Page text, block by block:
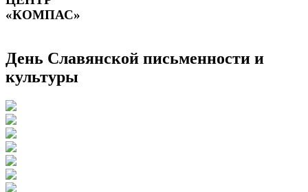
«КОМПАС»
День Славянской письменности и
культуры